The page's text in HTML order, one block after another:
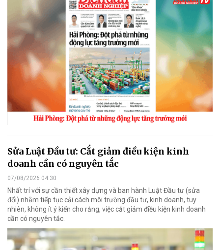
Sửa Luật Đầu tư: Cắt giảm điều kiện kinh
doanh cần có nguyên tắc
07/08/2026 04:30
Nhất trí với sự cần thiết xây dựng và ban hành Luật Đầu tư (sửa
đổi) nhằm tiếp tục cải cách môi trường đầu tư, kinh doanh, tuy
nhiên, không ít ý kiến cho rằng, việc cắt giảm điều kiện kinh doanh
cần có nguyên tắc.